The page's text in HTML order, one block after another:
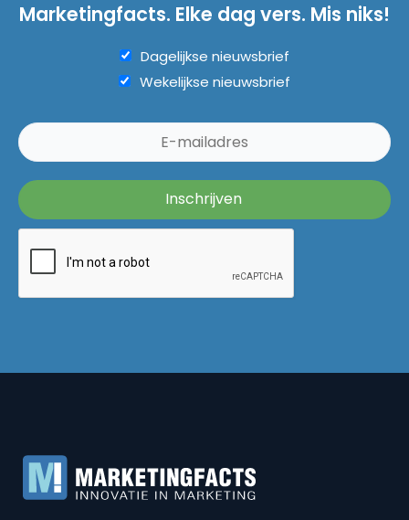
Marketingfacts. Elke dag vers. Mis niks!
Dagelijkse nieuwsbrief
Wekelijkse nieuwsbrief